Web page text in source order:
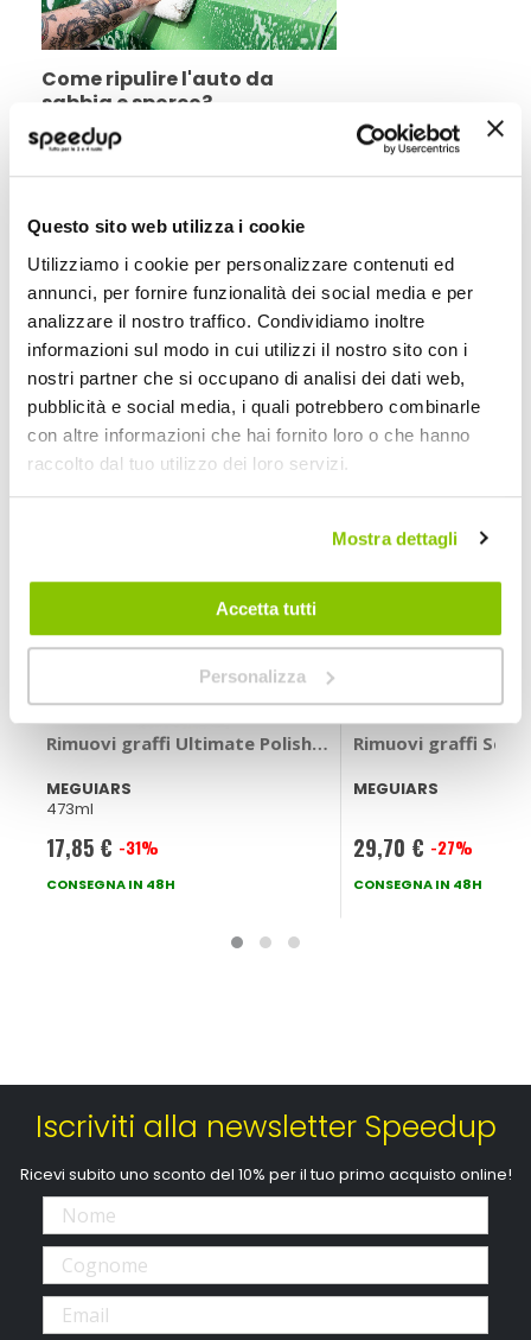
Questo sito web utilizza i cookie
Utilizziamo i cookie per personalizzare contenuti ed
annunci, per fornire funzionalità dei social media e per
analizzare il nostro traffico. Condividiamo inoltre
informazioni sul modo in cui utilizzi il nostro sito con i
nostri partner che si occupano di analisi dei dati web,
pubblicità e social media, i quali potrebbero combinarle
con altre informazioni che hai fornito loro o che hanno
raccolto dal tuo utilizzo dei loro servizi.
Mostra dettagli
Accetta tutti
Personalizza
Come ripulire l'auto da
sabbia e sporco?
Sono finite le vacanze estive e la
come pulire l'auto e portarla come
appena uscita dalla concessionaria.
Leggi di piu' »
POTREBBERO INTERESSARTI
Miglior Prezzo
Rimuovi graffi Ultimate Polish - MEGUIARS
MEGUIARS
473ml
Prezzo
speciale
17,85 € -31%
CONSEGNA IN 48H
Miglior Prezzo
Rimuovi graffi
MEGUIARS
Prezzo
speciale
29,70 € -27%
CONSEGNA IN 48H
Iscriviti alla newsletter Speedup
Ricevi subito uno sconto del 10% per il tuo primo acquisto online!